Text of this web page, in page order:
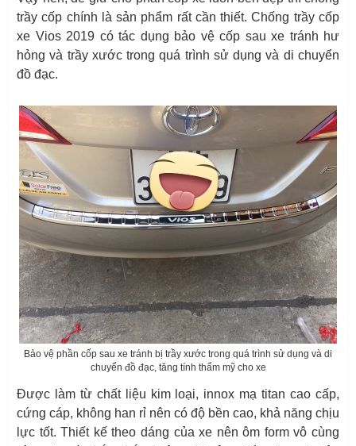
trầy cốp chính là sản phẩm rất cần thiết. Chống trầy cốp
xe Vios 2019 có tác dụng bảo vệ cốp sau xe tránh hư
hỏng và trầy xước trong quá trình sử dụng và di chuyển
đồ đạc.
Bảo vệ phần cốp sau xe tránh bị trầy xước trong quá trình sử dụng và di
chuyển đồ đạc, tăng tính thẩm mỹ cho xe
Được làm từ chất liệu kim loại, innox mạ titan cao cấp,
cứng cáp, không han rỉ nên có độ bền cao, khả năng chịu
lực tốt. Thiết kế theo dáng của xe nên ôm form vô cùng